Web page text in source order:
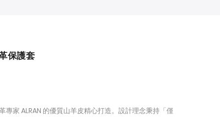
保護套
專家 ALRAN 的優質山羊皮精心打造。設計理念秉持「僅